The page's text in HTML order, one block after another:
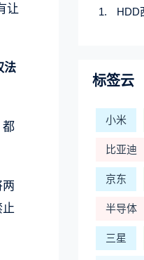
让
法
都
标签云
小米
比亚迪
京东
半导体
三星